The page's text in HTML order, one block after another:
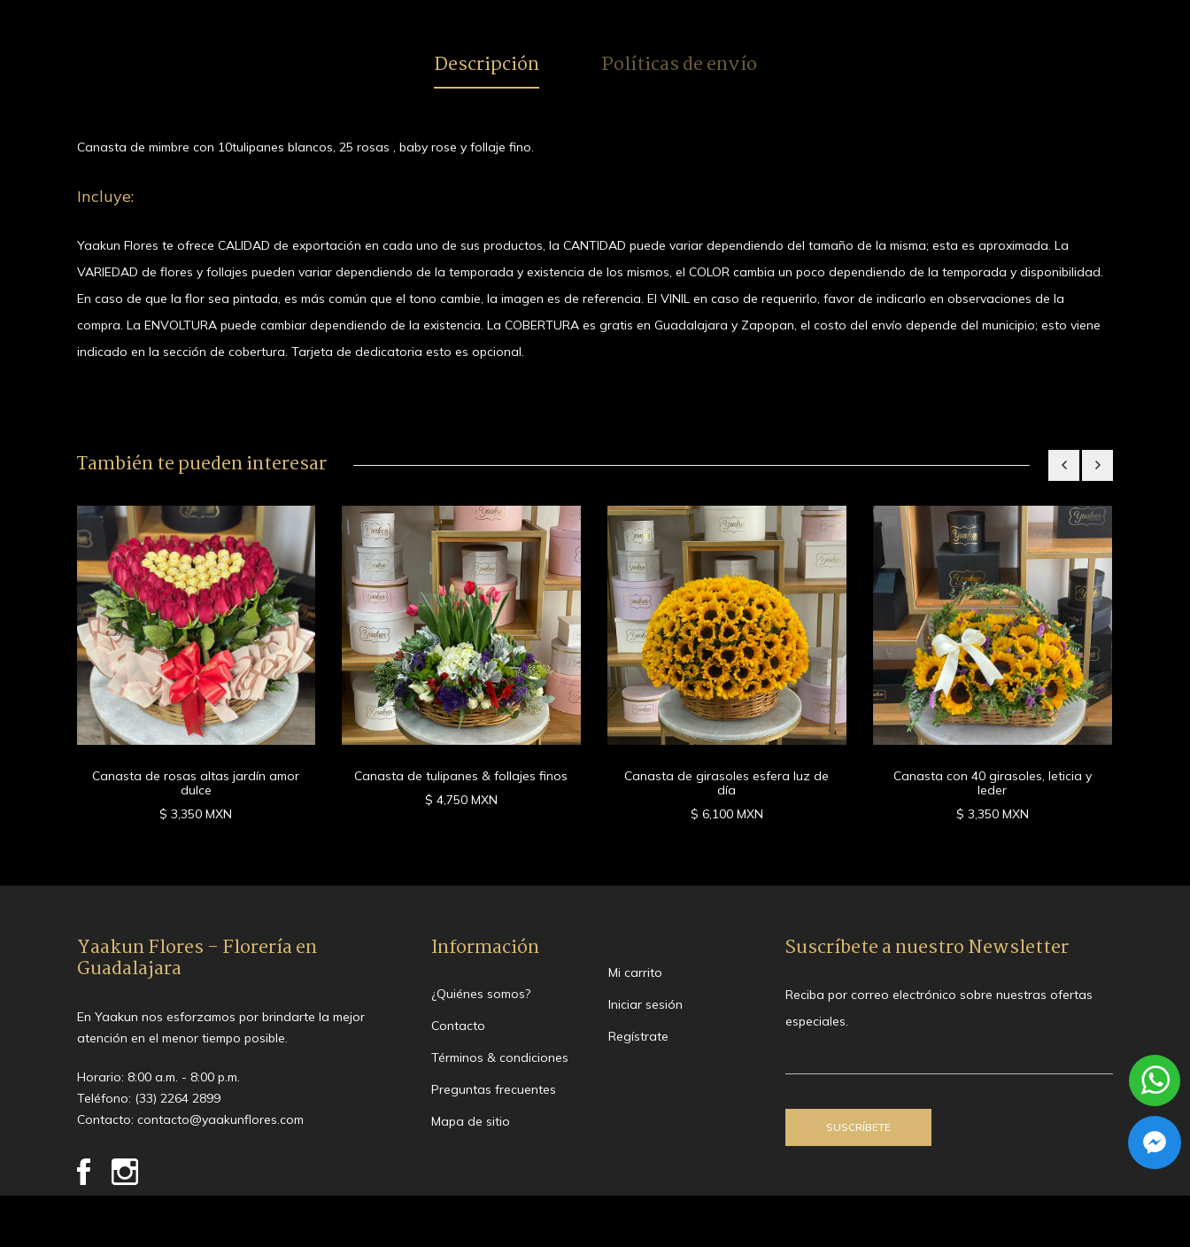
Descripción Políticas de envío
Canasta de mimbre con 10tulipanes blancos, 25 rosas , baby rose y follaje fino.
Incluye:
Yaakun Flores te ofrece CALIDAD de exportación en cada uno de sus productos, la CANTIDAD puede variar dependiendo del tamaño de la misma; esta es aproximada. La
VARIEDAD de flores y follajes pueden variar dependiendo de la temporada y existencia de los mismos, el COLOR cambia un poco dependiendo de la temporada y disponibilidad.
En caso de que la flor sea pintada, es más común que el tono cambie, la imagen es de referencia. El VINIL en caso de requerirlo, favor de indicarlo en observaciones de la
compra. La ENVOLTURA puede cambiar dependiendo de la existencia. La COBERTURA es gratis en Guadalajara y Zapopan, el costo del envío depende del municipio; esto viene
indicado en la sección de cobertura. Tarjeta de dedicatoria esto es opcional.
También te pueden interesar
Canasta de rosas altas jardín amor
dulce
$ 3,350 MXN
Canasta de tulipanes & follajes finos
$ 4,750 MXN
Canasta de girasoles esfera luz de
día
$ 6,100 MXN
Canasta con 40 girasoles, leticia y
leder
$ 3,350 MXN
Yaakun Flores - Florería en
Guadalajara
En Yaakun nos esforzamos por brindarte la mejor
atención en el menor tiempo posible.
Horario: 8:00 a.m. - 8:00 p.m.
Teléfono: (33) 2264 2899
Contacto: contacto@yaakunflores.com
Información
¿Quiénes somos?
Contacto
Términos & condiciones
Preguntas frecuentes
Mapa de sitio
Mi carrito
Iniciar sesión
Regístrate
Suscríbete a nuestro Newsletter
Reciba por correo electrónico sobre nuestras ofertas
especiales.